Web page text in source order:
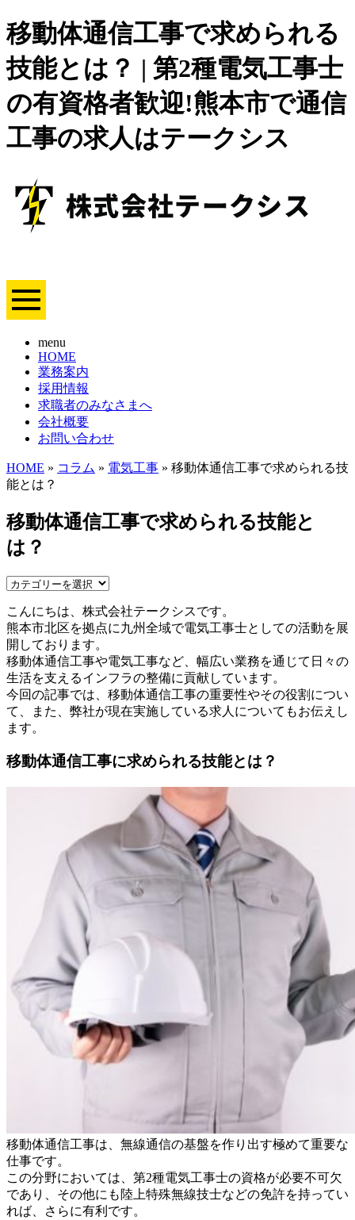
移動体通信工事で求められる
技能とは？ | 第2種電気工事士
の有資格者歓迎!熊本市で通信
工事の求人はテークシス
menu
HOME
業務案内
採用情報
求職者のみなさまへ
会社概要
お問い合わせ
HOME » コラム » 電気工事 » 移動体通信工事で求められる技
能とは？
移動体通信工事で求められる技能と
は？
こんにちは、株式会社テークシスです。
熊本市北区を拠点に九州全域で電気工事士としての活動を展
開しております。
移動体通信工事や電気工事など、幅広い業務を通じて日々の
生活を支えるインフラの整備に貢献しています。
今回の記事では、移動体通信工事の重要性やその役割につい
て、また、弊社が現在実施している求人についてもお伝えし
ます。
移動体通信工事に求められる技能とは？
移動体通信工事は、無線通信の基盤を作り出す極めて重要な
仕事です。
この分野においては、第2種電気工事士の資格が必要不可欠
であり、その他にも陸上特殊無線技士などの免許を持ってい
れば、さらに有利です。